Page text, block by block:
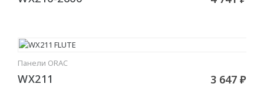
ДЕКОРАТИВНЫЕ ЭЛЕМЕНТЫ
Панели ORAC
WX211 3 647 ₽